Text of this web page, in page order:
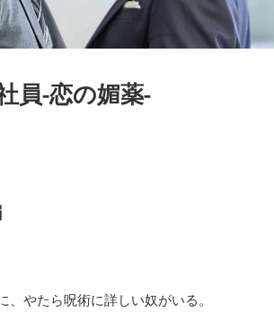
員-恋の媚薬-
、やたら呪術に詳しい奴がいる。